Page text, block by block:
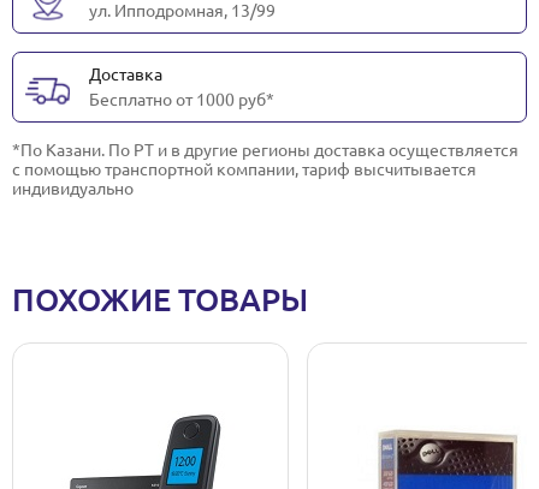
ул. Ипподромная, 13/99
Доставка
Бесплатно от 1000 руб*
*По Казани. По РТ и в другие регионы доставка осуществляется
с помощью транспортной компании, тариф высчитывается
индивидуально
ПОХОЖИЕ ТОВАРЫ